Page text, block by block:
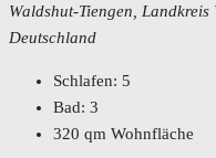
Waldshut-Tiengen,
Deutschland
Schlafen: 5
Bad: 3
320 qm Wohnfläche